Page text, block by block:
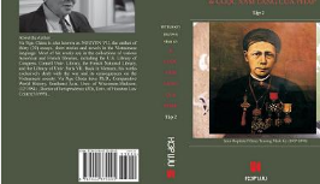
PHẠM NGỌC LƯƠNG
Phạm Phú Cường (chuyển ngữ)
Phạm Phương
PHẠM QUANG TRUNG
PHẠM THANH NGHIÊN